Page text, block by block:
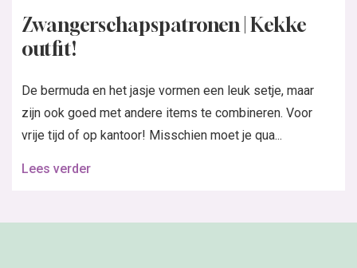
Zwangerschapspatronen | Kekke
outfit!
De bermuda en het jasje vormen een leuk setje, maar
zijn ook goed met andere items te combineren. Voor
vrije tijd of op kantoor! Misschien moet je qua...
Lees verder